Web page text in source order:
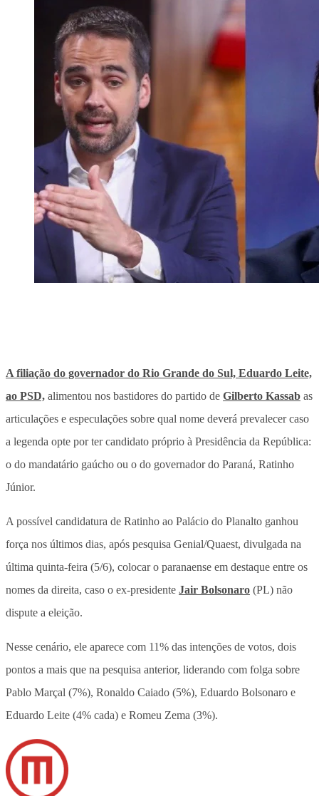
A filiação do governador do Rio Grande do Sul, Eduardo Leite,
ao PSD, alimentou nos bastidores do partido de Gilberto Kassab as
articulações e especulações sobre qual nome deverá prevalecer caso
a legenda opte por ter candidato próprio à Presidência da República:
o do mandatário gaúcho ou o do governador do Paraná, Ratinho
Júnior.
A possível candidatura de Ratinho ao Palácio do Planalto ganhou
força nos últimos dias, após pesquisa Genial/Quaest, divulgada na
última quinta-feira (5/6), colocar o paranaense em destaque entre os
nomes da direita, caso o ex-presidente Jair Bolsonaro (PL) não
dispute a eleição.
Nesse cenário, ele aparece com 11% das intenções de votos, dois
pontos a mais que na pesquisa anterior, liderando com folga sobre
Pablo Marçal (7%), Ronaldo Caiado (5%), Eduardo Bolsonaro e
Eduardo Leite (4% cada) e Romeu Zema (3%).